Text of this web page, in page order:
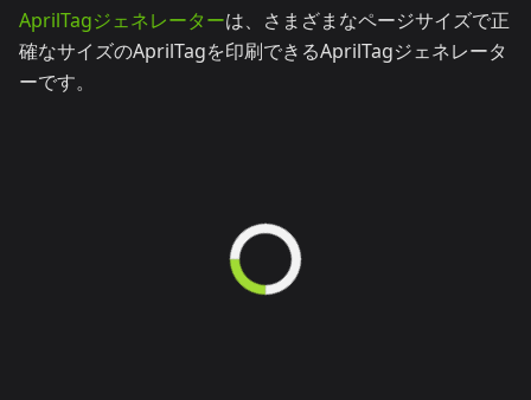
AprilTagジェネレーターは、さまざまなページサイズで正
確なサイズのAprilTagを印刷できるAprilTagジェネレータ
ーです。